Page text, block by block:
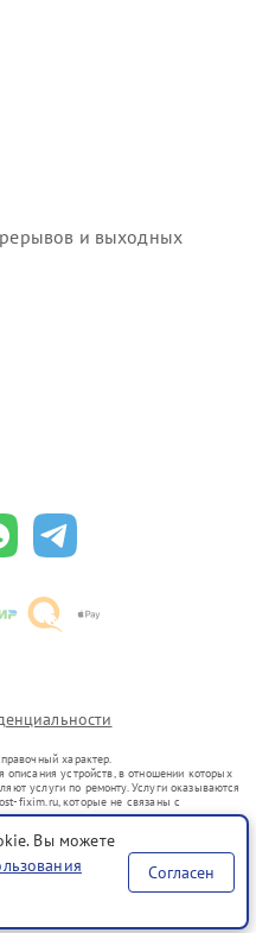
и выходных
характер.
устройств, в отношении которых
услуги по ремонту. Услуги оказываются
fixim.ru, которые не связаны с
представителями.
в гражданский оборот в соответствии
индивидуализации услуг или введения
о предоставляемых услугах по
офертой, определяемой
РФ
Вы можете
Согласен